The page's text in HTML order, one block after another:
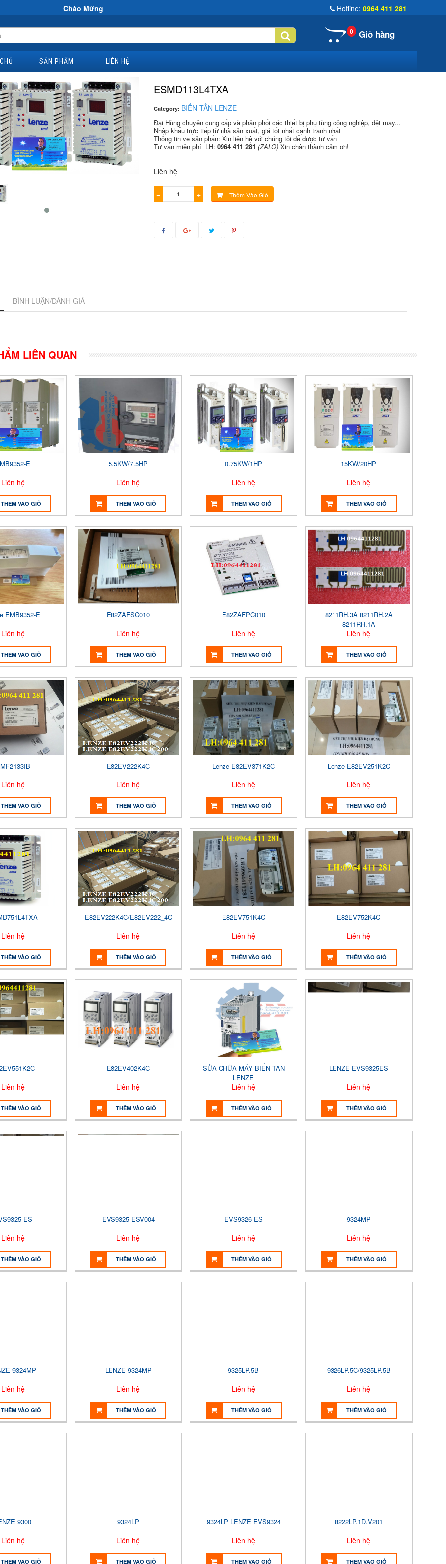
Chào Mừng Đến Website Đại Hùng Co Hotline: 0964 411 281
0 Giỏ hàng
SẢN PHẨM LIÊN HỆ
ESMD113L4TXA
Category: BIẾN TẦN LENZE
Đại Hùng chuyên cung cấp và phân phối các thiết bị phụ tùng công nghiệp, dệt may...
Nhập khẩu trực tiếp từ nhà sản xuất, giá tốt nhất cạnh tranh nhất
Thông tin về sản phẩn: Xin liên hệ với chúng tôi để được tư vấn
Tư vấn miễn phí LH: 0964 411 281 (ZALO) Xin chân thành cảm ơn!
Liên hệ
− + Thêm Vào Giỏ
BÌNH LUẬN/ĐÁNH GIÁ
LIÊN QUAN
E
Liên hệ
THÊM VÀO GIỎ
5.5KW/7.5HP
Liên hệ
THÊM VÀO GIỎ
0.75KW/1HP
Liên hệ
THÊM VÀO GIỎ
15KW/20HP
Liên hệ
THÊM VÀO GIỎ
EMB9352-E
Liên hệ
THÊM VÀO GIỎ
E82ZAFSC010
Liên hệ
THÊM VÀO GIỎ
E82ZAFPC010
Liên hệ
THÊM VÀO GIỎ
8211RH.3A 8211RH.2A
8211RH.1A
Liên hệ
THÊM VÀO GIỎ
Liên hệ
THÊM VÀO GIỎ
E82EV222K4C
Liên hệ
THÊM VÀO GIỎ
Lenze E82EV371K2C
Liên hệ
THÊM VÀO GIỎ
Lenze E82EV251K2C
Liên hệ
THÊM VÀO GIỎ
Liên hệ
THÊM VÀO GIỎ
E82EV222K4C/E82EV222_4C
Liên hệ
THÊM VÀO GIỎ
E82EV751K4C
Liên hệ
THÊM VÀO GIỎ
E82EV752K4C
Liên hệ
THÊM VÀO GIỎ
Liên hệ
THÊM VÀO GIỎ
E82EV402K4C
Liên hệ
THÊM VÀO GIỎ
SỬA CHỮA MÁY BIẾN TẦN
LENZE
Liên hệ
THÊM VÀO GIỎ
LENZE EVS9325ES
Liên hệ
THÊM VÀO GIỎ
ES
Liên hệ
THÊM VÀO GIỎ
EVS9325-ESV004
Liên hệ
THÊM VÀO GIỎ
EVS9326-ES
Liên hệ
THÊM VÀO GIỎ
9324MP
Liên hệ
THÊM VÀO GIỎ
9324MP
Liên hệ
THÊM VÀO GIỎ
LENZE 9324MP
Liên hệ
THÊM VÀO GIỎ
9325LP.5B
Liên hệ
THÊM VÀO GIỎ
9326LP.5C/9325LP.5B
Liên hệ
THÊM VÀO GIỎ
9300
Liên hệ
THÊM VÀO GIỎ
9324LP
Liên hệ
THÊM VÀO GIỎ
9324LP LENZE EVS9324
Liên hệ
THÊM VÀO GIỎ
8222LP.1D.V201
Liên hệ
THÊM VÀO GIỎ